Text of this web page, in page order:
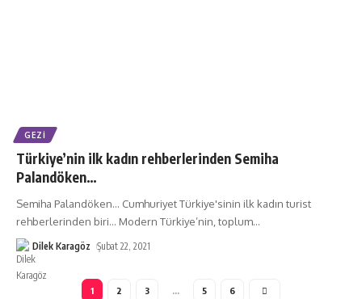
GEZI
Türkiye’nin ilk kadın rehberlerinden Semiha
Palandöken…
Semiha Palandöken… Cumhuriyet Türkiye'sinin ilk kadın turist
rehberlerinden biri… Modern Türkiye’nin, toplum…
Dilek Karagöz Şubat 22, 2021
1 2 3 … 5 6